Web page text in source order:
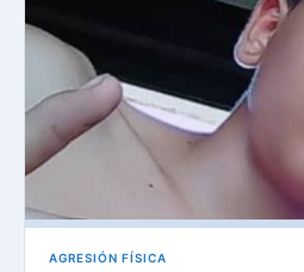
AGRESIÓN FÍSICA